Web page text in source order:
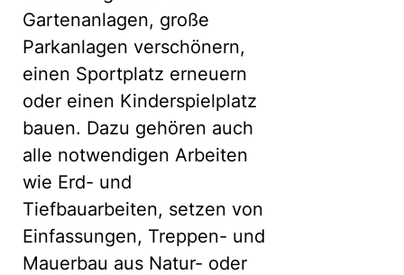
Gartenanlagen, große
Parkanlagen verschönern,
einen Sportplatz erneuern
oder einen Kinderspielplatz
bauen. Dazu gehören auch
alle notwendigen Arbeiten
wie Erd- und
Tiefbauarbeiten, setzen von
Einfassungen, Treppen- und
Mauerbau aus Natur- oder